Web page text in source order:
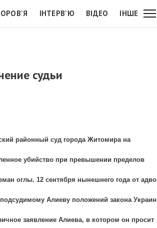
ІНТЕРВ'Ю ВІДЕО ІНШЕ
судьи
районный суд города Житомира на
убийство при превышении пределов
оглы. 12 сентября нынешнего года от
Алиеву положений закона
заявление Алиева, в котором он просит